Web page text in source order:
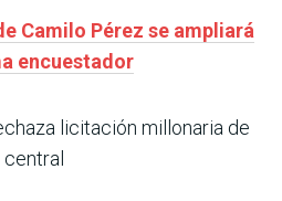
Camilo Pérez se ampliará
encuestador
licitación millonaria de
central